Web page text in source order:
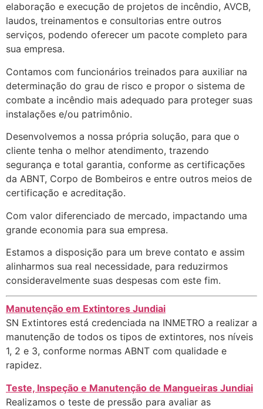
elaboração e execução de projetos de incêndio, AVCB,
laudos, treinamentos e consultorias entre outros
serviços, podendo oferecer um pacote completo para
sua empresa.
Contamos com funcionários treinados para auxiliar na
determinação do grau de risco e propor o sistema de
combate a incêndio mais adequado para proteger suas
instalações e/ou patrimônio.
Desenvolvemos a nossa própria solução, para que o
cliente tenha o melhor atendimento, trazendo
segurança e total garantia, conforme as certificações
da ABNT, Corpo de Bombeiros e entre outros meios de
certificação e acreditação.
Com valor diferenciado de mercado, impactando uma
grande economia para sua empresa.
Estamos a disposição para um breve contato e assim
alinharmos sua real necessidade, para reduzirmos
consideravelmente suas despesas com este fim.
Manutenção em Extintores Jundiai
SN Extintores está credenciada na INMETRO a realizar a
manutenção de todos os tipos de extintores, nos níveis
1, 2 e 3, conforme normas ABNT com qualidade e
rapidez.
Teste, Inspeção e Manutenção de Mangueiras Jundiai
Realizamos o teste de pressão para avaliar as